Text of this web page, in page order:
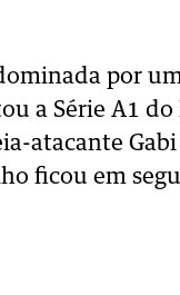
por
a Série A1 do
atacante
ficou em